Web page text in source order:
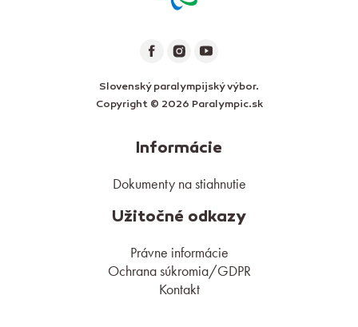
Slovenský paralympijský výbor.
Copyright © 2026 Paralympic.sk
Informácie
Dokumenty na stiahnutie
Užitočné odkazy
Právne informácie
Ochrana súkromia/GDPR
Kontakt